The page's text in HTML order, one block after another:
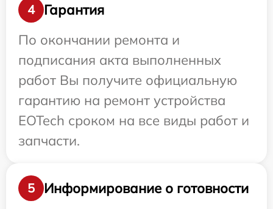
4
Гарантия
По окончании ремонта и
подписания акта выполненных
работ Вы получите официальную
гарантию на ремонт устройства
EOTech сроком на все виды работ и
запчасти.
5
Информирование о готовности